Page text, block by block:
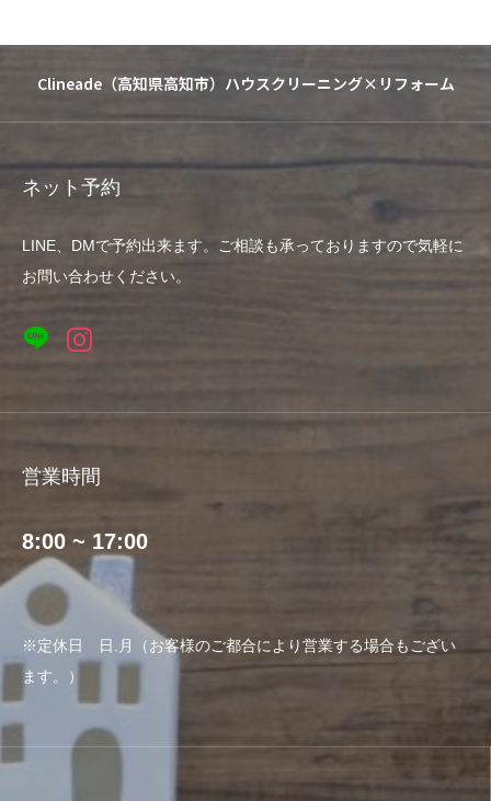
Clineade（高知県高知市）ハウスクリーニング×リフォーム
ネット予約
LINE、DMで予約出来ます。ご相談も承っておりますので気軽に
お問い合わせください。
営業時間
8:00 ~ 17:00
※定休日 日.月（お客様のご都合により営業する場合もござい
ます。）